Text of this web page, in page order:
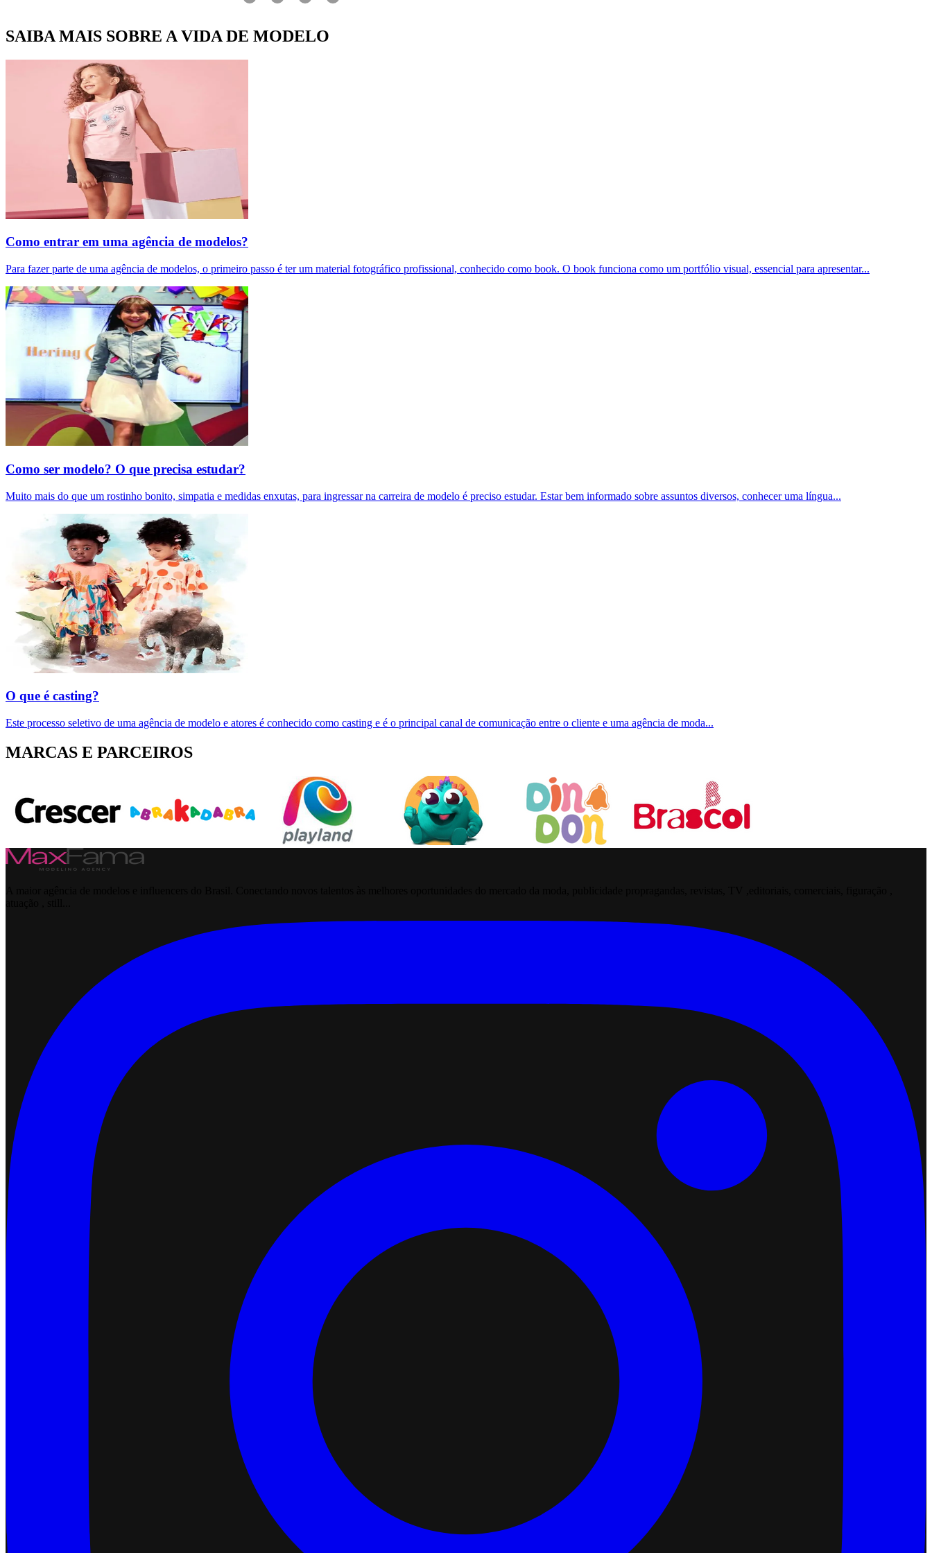
SAIBA MAIS SOBRE A VIDA DE MODELO
Como entrar em uma agência de modelos?
Para fazer parte de uma agência de modelos, o primeiro passo é ter um material fotográfico profissional, conhecido como book. O book funciona como um portfólio visual, essencial para apresentar...
Como ser modelo? O que precisa estudar?
Muito mais do que um rostinho bonito, simpatia e medidas enxutas, para ingressar na carreira de modelo é preciso estudar. Estar bem informado sobre assuntos diversos, conhecer uma língua...
O que é casting?
Este processo seletivo de uma agência de modelo e atores é conhecido como casting e é o principal canal de comunicação entre o cliente e uma agência de moda...
MARCAS E PARCEIROS